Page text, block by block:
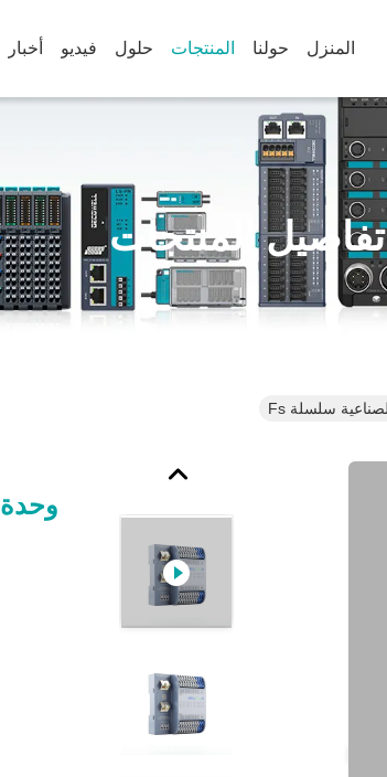
المنزل حولنا المنتجات حلول فيديو أخبار
تفاصيل المنتجات